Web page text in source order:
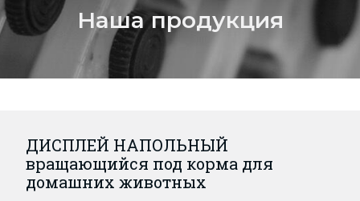
Наша продукция
ДИСПЛЕЙ НАПОЛЬНЫЙ
вращающийся под корма для
домашних животных